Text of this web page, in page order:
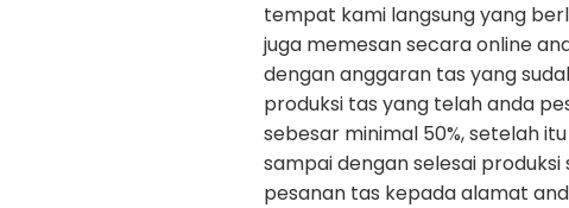
tempat kami langsung yang
juga memesan secara online
dengan anggaran tas yang
produksi tas yang telah anda
sebesar minimal 50%, setelah
sampai dengan selesai
pesanan tas kepada alamat